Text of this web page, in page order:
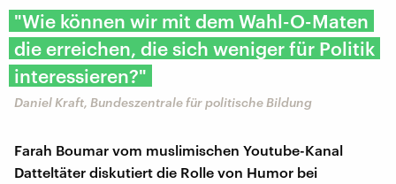
"Wie können wir mit dem Wahl-O-Maten
die erreichen, die sich weniger für Politik
interessieren?"
Daniel Kraft, Bundeszentrale für politische Bildung
Farah Boumar vom muslimischen Youtube-Kanal
Datteltäter diskutiert die Rolle von Humor bei